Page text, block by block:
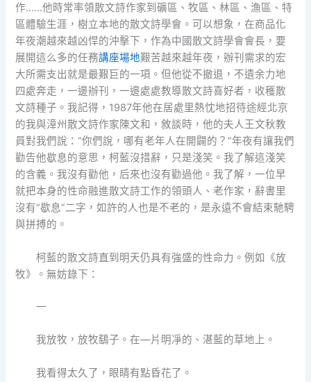
作……他時常率領散文詩作家到礦區、牧區、林區、漁區、特
區體驗生涯，樹立本地的散文詩學會。可以想象，在商品化
年夜潮越來越凶悍的沖擊下，作為中國散文詩學會會長，要
展開這么多的任務講座場地艱苦越來越年夜，辦刊需求的宏
大所需支出就是最艱巨的一項。但他從不撤退，不遺余力地
四處奔走，一邊辦刊，一邊處處教導散文詩喜好者，收穫散
文詩種子。我記得，1987年他在居處里熱忱地招待途經北京
的我與漳州散文詩作家陳文和，敘談時，他的夫人王文秋教
員對我們說：“你們說，哪有老年人在開闢的？”年夜有讓我們
勸告他歇息的意思，柯藍沒措辭，只是淺笑。我了解這淺笑
的含義。我沒有勸他，后來也沒有勸過他。我了解，一位早
就把本身的性命融進散文詩工作的領頭人、老作家，辭書里
沒有“歇息”二字，如許的人也是不老的，是永遠不會結束馳騁
與拼搏的。
柯藍的散文詩直到明天仍具有強盛的性命力。例如《放
牧》。無妨錄下：
一
我放牧，放牧鷂子。在—片明凈的、湛藍的草地上。
我看得太久了，眼睛有點昏花了。